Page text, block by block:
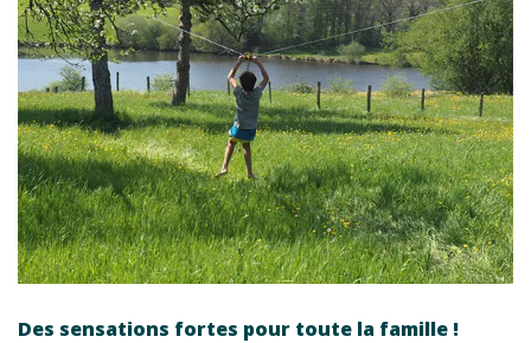
Des sensations fortes pour toute la famille !